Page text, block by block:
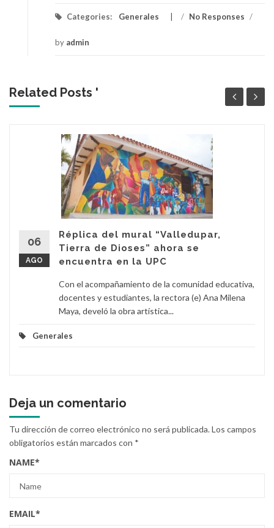
Categories: Generales / No Responses /
by admin
Related Posts '
06
AGO
Réplica del mural “Valledupar,
Tierra de Dioses” ahora se
encuentra en la UPC
Con el acompañamiento de la comunidad educativa,
docentes y estudiantes, la rectora (e) Ana Milena
Maya, develó la obra artística...
Generales
Deja un comentario
Tu dirección de correo electrónico no será publicada.Los campos
obligatorios están marcados con *
NAME*
EMAIL*